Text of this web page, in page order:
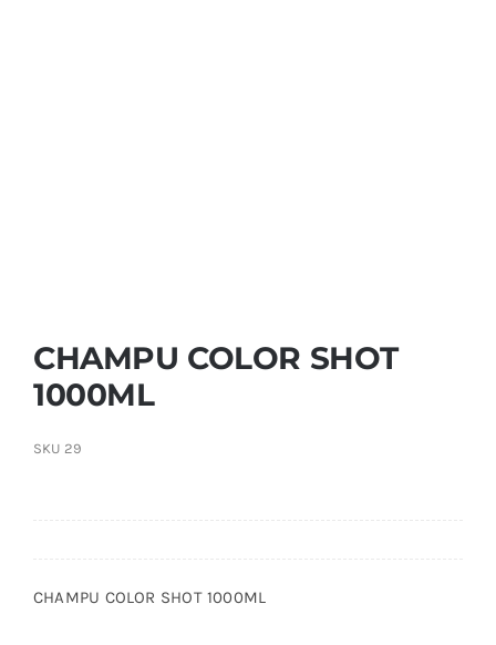
CHAMPU COLOR SHOT
1000ML
SKU 29
CHAMPU COLOR SHOT 1000ML